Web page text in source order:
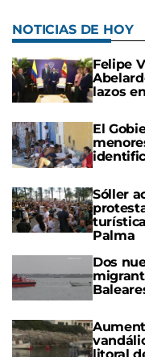
NOTICIAS DE HOY
Felipe
lazos
El
Sóller
Palma
Dos